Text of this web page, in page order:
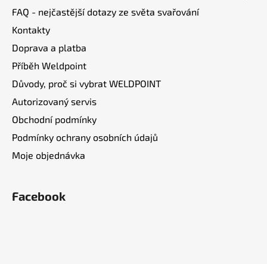
FAQ - nejčastější dotazy ze světa svařování
Kontakty
Doprava a platba
Příběh Weldpoint
Důvody, proč si vybrat WELDPOINT
Autorizovaný servis
Obchodní podmínky
Podmínky ochrany osobních údajů
Moje objednávka
Facebook